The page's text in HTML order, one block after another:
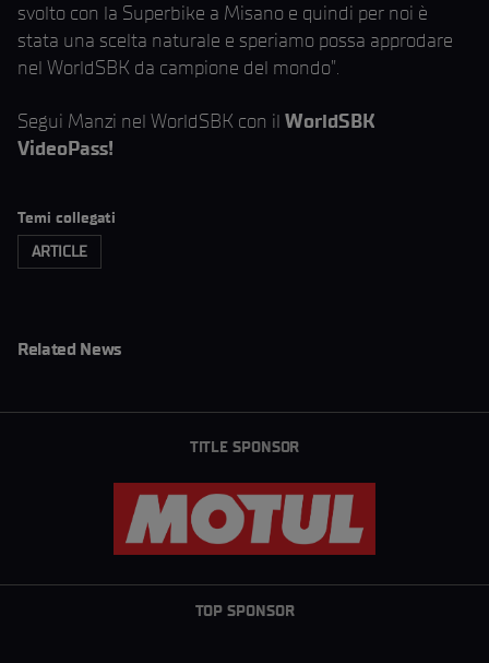
svolto con la Superbike a Misano e quindi per noi è
stata una scelta naturale e speriamo possa approdare
nel WorldSBK da campione del mondo”.
Segui Manzi nel WorldSBK con il WorldSBK
VideoPass!
Temi collegati
ARTICLE
Related News
TITLE SPONSOR
TOP SPONSOR